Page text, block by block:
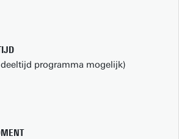
programma mogelijk)